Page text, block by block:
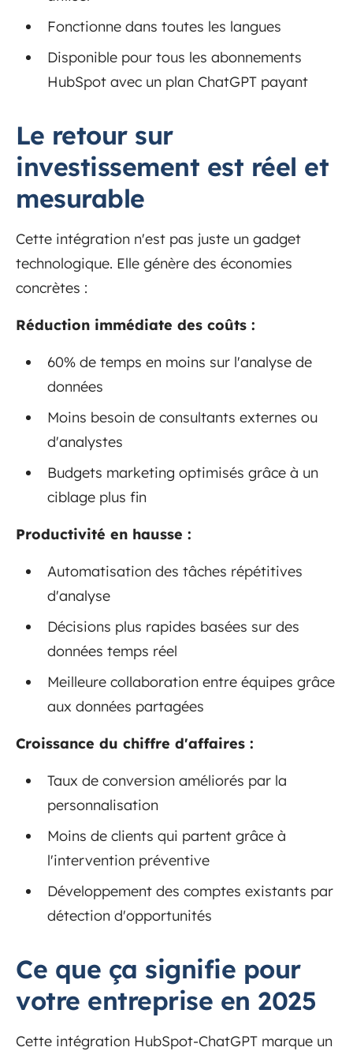
Fonctionne dans toutes les langues
Disponible pour tous les abonnements
HubSpot avec un plan ChatGPT payant
Le retour sur
investissement est réel et
mesurable
Cette intégration n'est pas juste un gadget
technologique. Elle génère des économies
concrètes :
Réduction immédiate des coûts :
60% de temps en moins sur l'analyse de
données
Moins besoin de consultants externes ou
d'analystes
Budgets marketing optimisés grâce à un
ciblage plus fin
Productivité en hausse :
Automatisation des tâches répétitives
d'analyse
Décisions plus rapides basées sur des
données temps réel
Meilleure collaboration entre équipes grâce
aux données partagées
Croissance du chiffre d'affaires :
Taux de conversion améliorés par la
personnalisation
Moins de clients qui partent grâce à
l'intervention préventive
Développement des comptes existants par
détection d'opportunités
Ce que ça signifie pour
votre entreprise en 2025
Cette intégration HubSpot-ChatGPT marque un